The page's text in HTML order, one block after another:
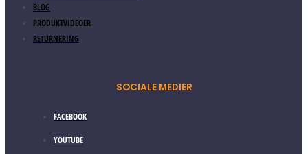
BLOG
PRODUKTVIDEOER
RETURNERING
SOCIALE MEDIER
FACEBOOK
YOUTUBE